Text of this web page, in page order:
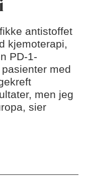
antistoffet
kjemoterapi,
PD-1-
med
men jeg
sier